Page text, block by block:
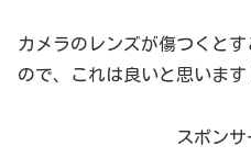
カメラのレンズが傷つくと
ので、これは良いと思います
スポンサ